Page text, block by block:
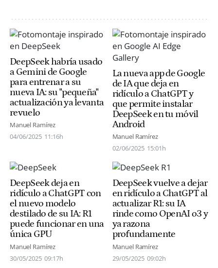
DeepSeek habría usado
a Gemini de Google
para entrenar a su
nueva IA: su "pequeña"
actualización ya levanta
revuelo
Manuel Ramírez
04/06/2025 11:16h
La nueva app de Google
de IA que deja en
ridículo a ChatGPT y
que permite instalar
DeepSeek en tu móvil
Android
Manuel Ramírez
02/06/2025 15:01h
DeepSeek deja en
ridículo a ChatGPT con
el nuevo modelo
destilado de su IA: R1
puede funcionar en una
única GPU
Manuel Ramírez
30/05/2025 09:17h
DeepSeek vuelve a dejar
en ridículo a ChatGPT al
actualizar R1: su IA
rinde como OpenAI o3 y
ya razona
profundamente
Manuel Ramírez
29/05/2025 09:02h